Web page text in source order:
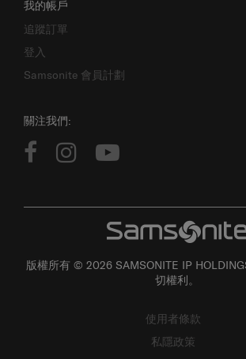
追蹤訂單
登入
Samsonite 會員計劃
切權利。
私隱政策
個人資料收集聲明